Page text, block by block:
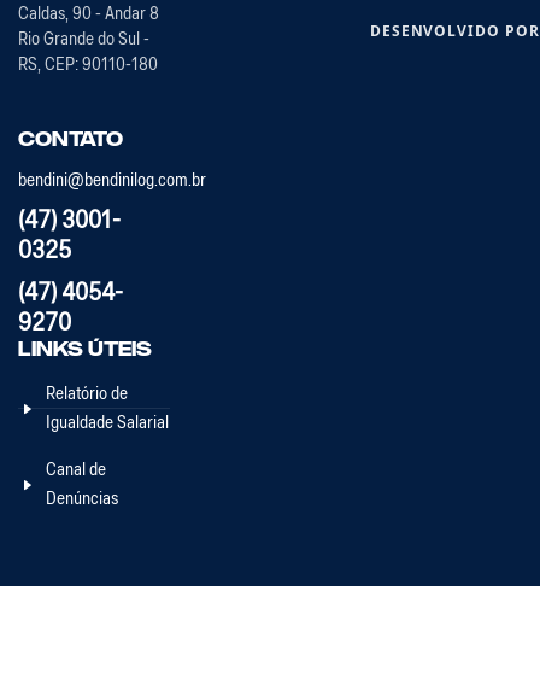
Caldas, 90 - Andar 8
Rio Grande do Sul -
RS, CEP: 90110-180
Contato
bendini@bendinilog.com.br
(47) 3001-
0325
(47) 4054-
9270
Links Úteis
Relatório de
Igualdade Salarial
Canal de
Denúncias
DESENVOLVIDO POR